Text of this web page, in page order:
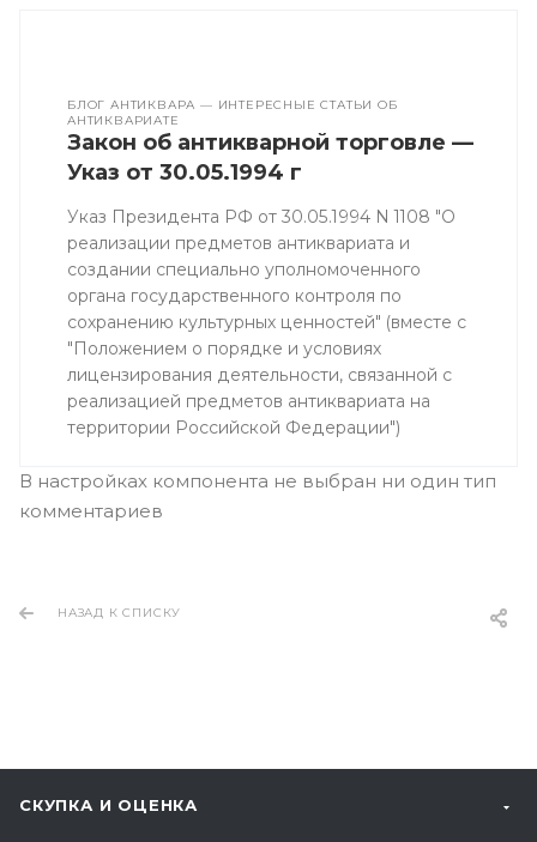
БЛОГ АНТИКВАРА — ИНТЕРЕСНЫЕ СТАТЬИ ОБ
АНТИКВАРИАТЕ
Закон об антикварной торговле —
Указ от 30.05.1994 г
Указ Президента РФ от 30.05.1994 N 1108 "О
реализации предметов антиквариата и
создании специально уполномоченного
органа государственного контроля по
сохранению культурных ценностей" (вместе с
"Положением о порядке и условиях
лицензирования деятельности, связанной с
реализацией предметов антиквариата на
территории Российской Федерации")
В настройках компонента не выбран ни один тип
комментариев
НАЗАД К СПИСКУ
СКУПКА И ОЦЕНКА